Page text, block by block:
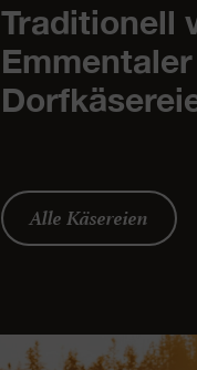
Traditionell
Alle Käsereien